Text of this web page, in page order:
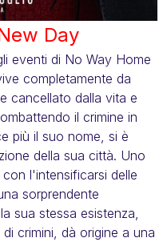
Day
eventi di No Way Home
completamente da
cancellato dalla vita e
il crimine in
più il suo nome, si è
della sua città. Uno
l'intensificarsi delle
sorprendente
sua stessa esistenza,
crimini, dà origine a una